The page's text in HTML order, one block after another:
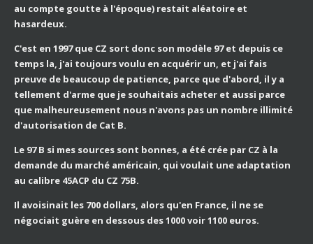
au compte goutte à l'époque) restait aléatoire et
hasardeux.
C'est en 1997 que CZ sort donc son modèle 97 et depuis ce
temps la, j'ai toujours voulu en acquérir un, et j'ai fais
preuve de beaucoup de patience, parce que d'abord, il y a
tellement d'arme que je souhaitais acheter et aussi parce
que malheureusement nous n'avons pas un nombre illimité
d'autorisation de Cat B.
Le 97 B si mes sources sont bonnes, a été crée par CZ à la
demande du marché américain, qui voulait une adaptation
au calibre 45ACP du CZ 75B.
Il avoisinait les 700 dollars, alors qu'en France, il ne se
négociait guère en dessous des 1000 voir 1100 euros.